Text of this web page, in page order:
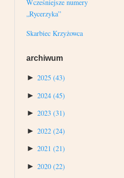
Wcześniejsze numery
„Rycerzyka”
Skarbiec Krzyżowca
archiwum
► 2025(43)
► 2024(45)
► 2023(31)
► 2022(24)
► 2021(21)
► 2020(22)